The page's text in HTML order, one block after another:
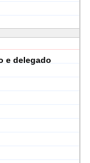
e delegado